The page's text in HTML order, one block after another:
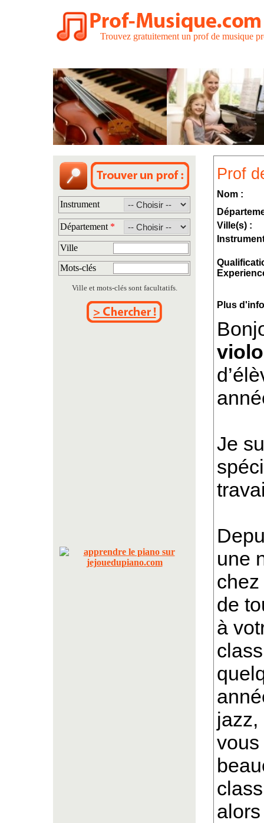
Trouvez gratuitement un prof de musique
Instrument
Département *
Ville
Mots-clés
Ville et mots-clés sont facultatifs.
Prof
Nom :
Ville(s) :
Plus
Je
une
de
à
jazz,